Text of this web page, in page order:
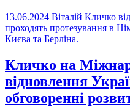
13.06.2024 Віталій Кличко
проходять протезування в
Києва та Берліна.
Кличко на
відновлення
обговоренні